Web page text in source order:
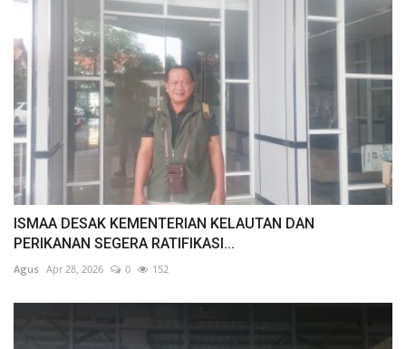
ISMAA DESAK KEMENTERIAN KELAUTAN DAN
PERIKANAN SEGERA RATIFIKASI...
Agus Apr 28, 2026 0 152